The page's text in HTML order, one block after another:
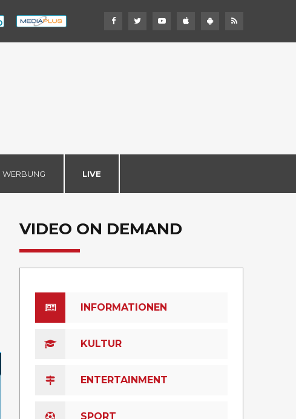
WERBUNG LIVE
VIDEO ON DEMAND
INFORMATIONEN
KULTUR
ENTERTAINMENT
SPORT